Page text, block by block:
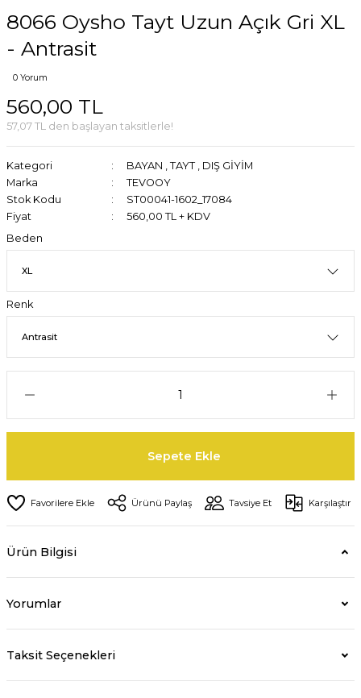
8066 Oysho Tayt Uzun Açık Gri XL
- Antrasit
0 Yorum
560,00 TL
57,07 TL den başlayan taksitlerle!
Kategori BAYAN , TAYT , DIŞ GİYİM
Marka
TEVOOY
Stok Kodu
ST00041-1602_17084
Fiyat
560,00 TL + KDV
Beden
Renk
Sepete Ekle
Ürünü Paylaş Tavsiye Et Karşılaştır
Ürün Bilgisi
Yorumlar
Taksit Seçenekleri